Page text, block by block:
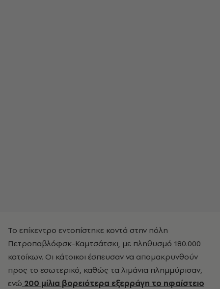
Το επίκεντρο εντοπίστηκε κοντά στην πόλη
Πετροπαβλόφσκ-Καμτσάτσκι, με πληθυσμό 180.000
κατοίκων. Οι κάτοικοι έσπευσαν να απομακρυνθούν
προς το εσωτερικό, καθώς τα λιμάνια πλημμύρισαν,
ενώ 200 μίλια βορειότερα εξερράγη το ηφαίστειο